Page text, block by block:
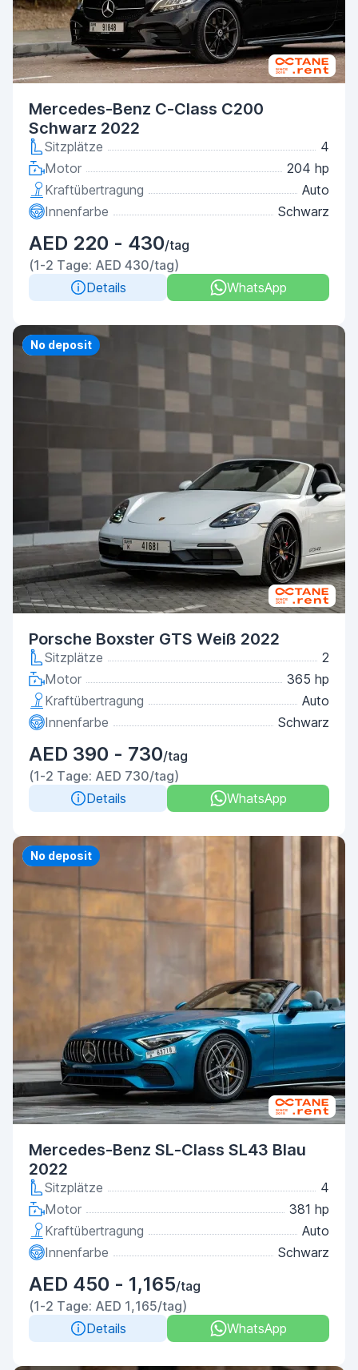
Mercedes-Benz C-Class C200
Schwarz 2022
Sitzplätze
4
Motor
204 hp
Kraftübertragung
Auto
Innenfarbe
Schwarz
AED 220 - 430/tag
(1-2 Tage: AED 430/tag)
Details
WhatsApp
Priority
No deposit
Porsche Boxster GTS Weiß 2022
Sitzplätze
2
Motor
365 hp
Kraftübertragung
Auto
Innenfarbe
Schwarz
AED 390 - 730/tag
(1-2 Tage: AED 730/tag)
Details
WhatsApp
Priority
No deposit
Mercedes-Benz SL-Class SL43 Blau
2022
Sitzplätze
4
Motor
381 hp
Kraftübertragung
Auto
Innenfarbe
Schwarz
AED 450 - 1,165/tag
(1-2 Tage: AED 1,165/tag)
Details
WhatsApp